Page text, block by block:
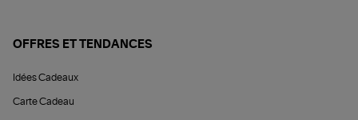
OFFRES ET TENDANCES
Idées Cadeaux
Carte Cadeau